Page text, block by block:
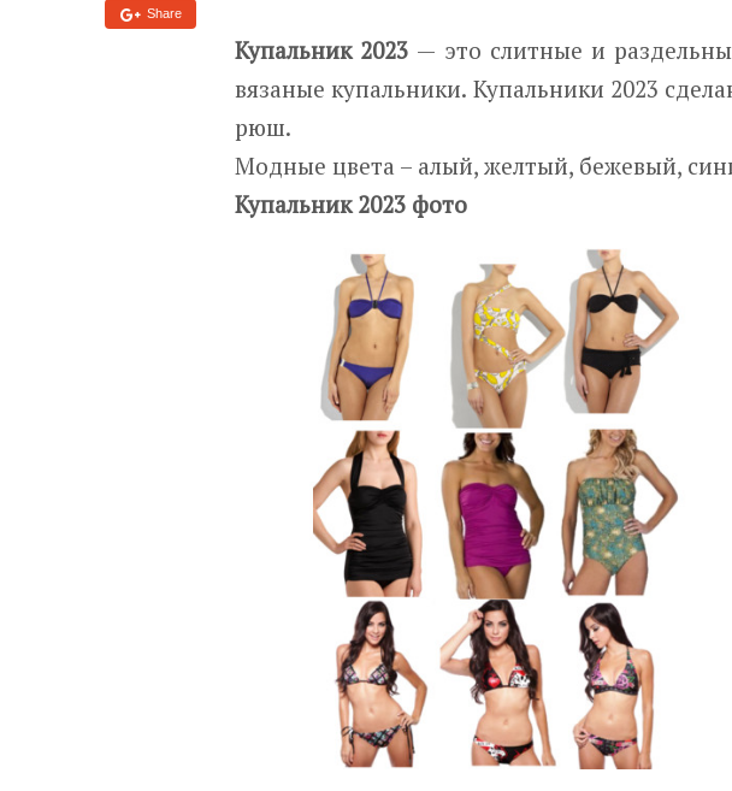
Share
Купальник 2023 — это слитные и
вязаные купальники. Купальники 2023
рюш.
Модные цвета – алый, желтый, бежевый,
Купальник 2023 фото